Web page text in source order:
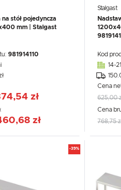
na stół pojedyncza
mm | Stalgast
981914110
zł
zł
Stalgast
Kod
14-
Cena
625,00
Cena
768,75
-39%